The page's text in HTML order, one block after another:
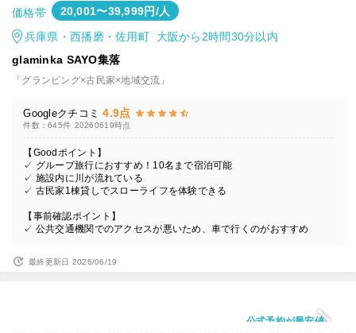
価格帯 20,001〜39,999円/人
兵庫県・西播磨・佐用町 大阪から2時間30分以内
glaminka SAYO集落
「グランピング×古民家×地域交流」
Googleクチコミ 4.9点
件数：645件 20260619時点
【Goodポイント】
✓ グループ旅行におすすめ！10名まで宿泊可能
✓ 施設内に川が流れている
✓ 古民家1棟貸しでスローライフを体験できる
【事前確認ポイント】
✓ 公共交通機関でのアクセスが悪いため、車で行くのがおすすめ
最終更新日 2026/06/19
公式予約が最安値